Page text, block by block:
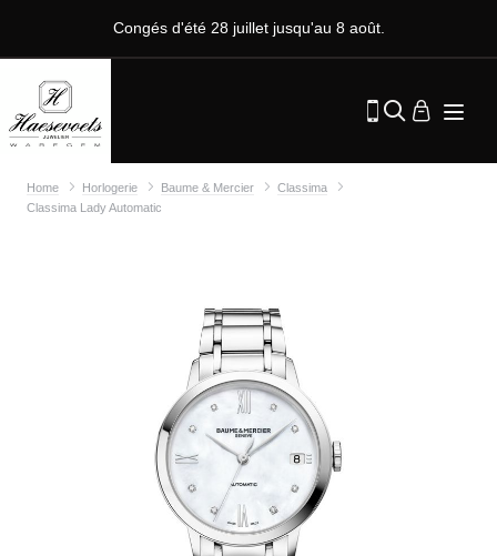
Congés d'été 28 juillet jusqu'au 8 août.
Home Horlogerie Baume & Mercier
Classima
Classima Lady Automatic